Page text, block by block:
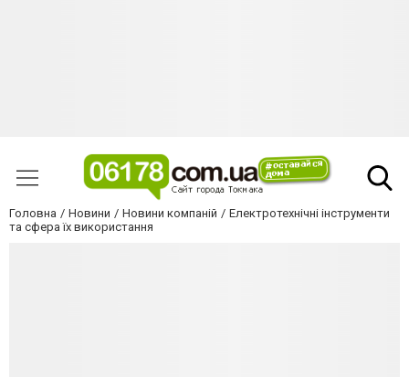
Головна Новини Новини компаній
Електротехнічні інструменти
та сфера їх використання